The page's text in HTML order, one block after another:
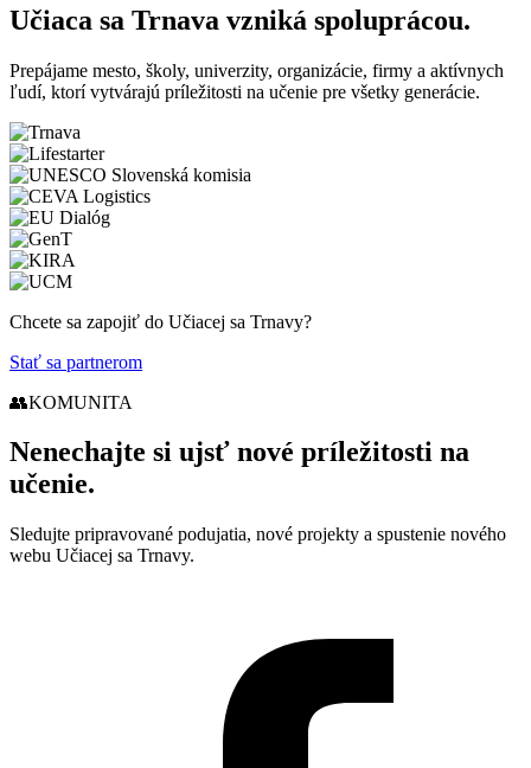
Učiaca sa Trnava vzniká spoluprácou.
Prepájame mesto, školy, univerzity, organizácie, firmy a aktívnych
ľudí, ktorí vytvárajú príležitosti na učenie pre všetky generácie.
Chcete sa zapojiť do Učiacej sa Trnavy?
Stať sa partnerom
👥KOMUNITA
Nenechajte si ujsť nové príležitosti na
učenie.
Sledujte pripravované podujatia, nové projekty a spustenie nového
webu Učiacej sa Trnavy.